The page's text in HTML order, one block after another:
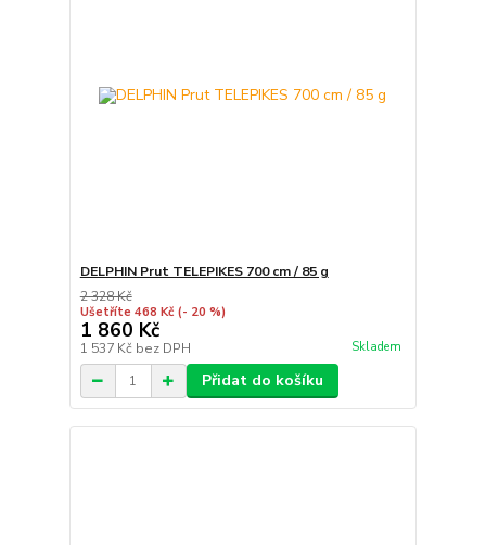
DELPHIN Prut TELEPIKES 700 cm / 85 g
2 328 Kč
Ušetříte 468 Kč (- 20 %)
1 860 Kč
1 537 Kč bez DPH Skladem
Přidat do košíku